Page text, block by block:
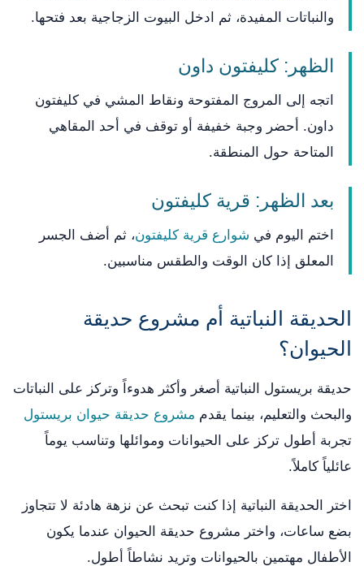
والنباتات المفيدة، ثم ادخل البيوت الزجاجية بعد فتحها.
الظهر: كليفتون داون
اتجه إلى المروج المفتوحة ونقاط المشي في كليفتون
داون. أحضر وجبة خفيفة أو توقف في أحد المقاهي
المتاحة حول المنطقة.
بعد الظهر: قرية كليفتون
اختم اليوم في شوارع قرية كليفتون، ثم أضف الجسر
المعلق إذا كان الوقت والطقس مناسبين.
الحديقة النباتية أم مشروع حديقة
الحيوان؟
حديقة بريستول النباتية أصغر وأكثر هدوءاً وتركز على النباتات
والبحث والتعليم، بينما يقدم مشروع حديقة حيوان بريستول
تجربة أطول تركز على الحيوانات وموائلها وتناسب يوماً
عائلياً كاملاً.
اختر الحديقة النباتية إذا كنت تبحث عن نزهة هادئة لا تتجاوز
بضع ساعات، واختر مشروع حديقة الحيوان عندما يكون
الأطفال مهتمين بالحيوانات وتريد نشاطاً أطول.